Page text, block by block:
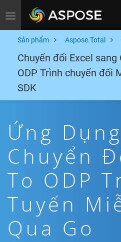
Toggle navigation
Sản phẩm Aspose.Total
Chuyển đổi Excel sang
ODP Trình chuyển đổi
SDK
Ứng Dụng
Chuyển
To ODP
Tuyến
Qua Go